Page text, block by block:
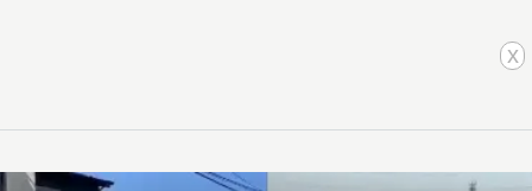
x